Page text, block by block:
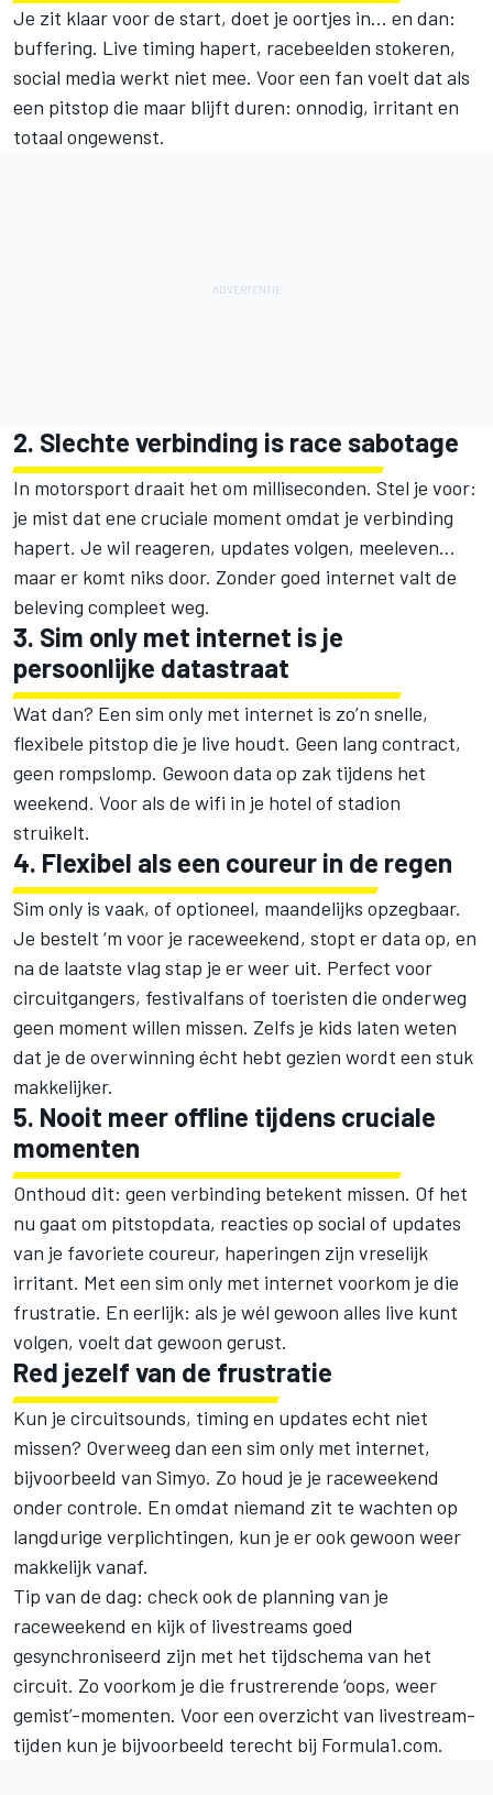
Je zit klaar voor de start, doet je oortjes in… en dan:
buffering. Live timing hapert, racebeelden stokeren,
social media werkt niet mee. Voor een fan voelt dat als
een pitstop die maar blijft duren: onnodig, irritant en
totaal ongewenst.
2. Slechte verbinding is race sabotage
In motorsport draait het om milliseconden. Stel je voor:
je mist dat ene cruciale moment omdat je verbinding
hapert. Je wil reageren, updates volgen, meeleven…
maar er komt niks door. Zonder goed internet valt de
beleving compleet weg.
3. Sim only met internet is je
persoonlijke datastraat
Wat dan? Een sim only met internet is zo’n snelle,
flexibele pitstop die je live houdt. Geen lang contract,
geen rompslomp. Gewoon data op zak tijdens het
weekend. Voor als de wifi in je hotel of stadion
struikelt.
4. Flexibel als een coureur in de regen
Sim only is vaak, of optioneel, maandelijks opzegbaar.
Je bestelt ‘m voor je raceweekend, stopt er data op, en
na de laatste vlag stap je er weer uit. Perfect voor
circuitgangers, festivalfans of toeristen die onderweg
geen moment willen missen. Zelfs je kids laten weten
dat je de overwinning écht hebt gezien wordt een stuk
makkelijker.
5. Nooit meer offline tijdens cruciale
momenten
Onthoud dit: geen verbinding betekent missen. Of het
nu gaat om pitstopdata, reacties op social of updates
van je favoriete coureur, haperingen zijn vreselijk
irritant. Met een sim only met internet voorkom je die
frustratie. En eerlijk: als je wél gewoon alles live kunt
volgen, voelt dat gewoon gerust.
Red jezelf van de frustratie
Kun je circuitsounds, timing en updates echt niet
missen? Overweeg dan een sim only met internet,
bijvoorbeeld van Simyo. Zo houd je je raceweekend
onder controle. En omdat niemand zit te wachten op
langdurige verplichtingen, kun je er ook gewoon weer
makkelijk vanaf.
Tip van de dag: check ook de planning van je
raceweekend en kijk of livestreams goed
gesynchroniseerd zijn met het tijdschema van het
circuit. Zo voorkom je die frustrerende ‘oops, weer
gemist’-momenten. Voor een overzicht van livestream-
tijden kun je bijvoorbeeld terecht bij Formula1.com.